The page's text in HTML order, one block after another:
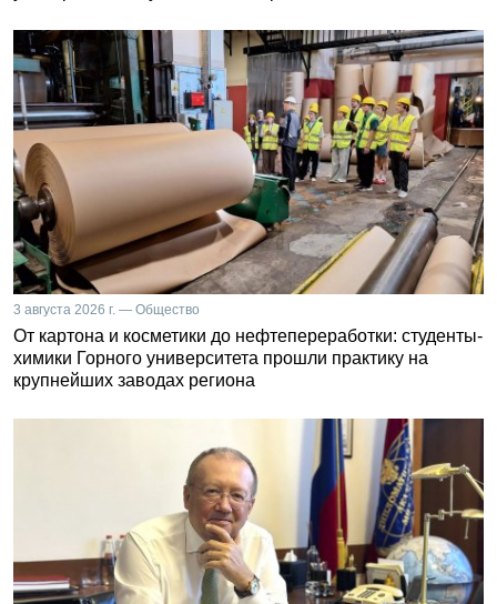
3 августа 2026 г. — Общество
От картона и косметики до нефтепереработки: студенты-
химики Горного университета прошли практику на
крупнейших заводах региона